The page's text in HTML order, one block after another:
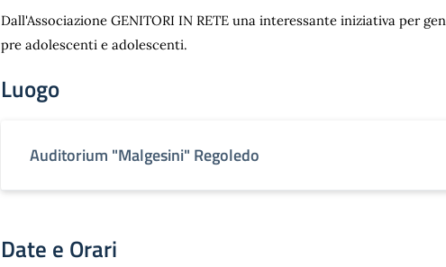
Dall'Associazione GENITORI IN RETE una interessante iniziativa per
pre adolescenti e adolescenti.
Luogo
Auditorium "Malgesini" Regoledo
Date e Orari